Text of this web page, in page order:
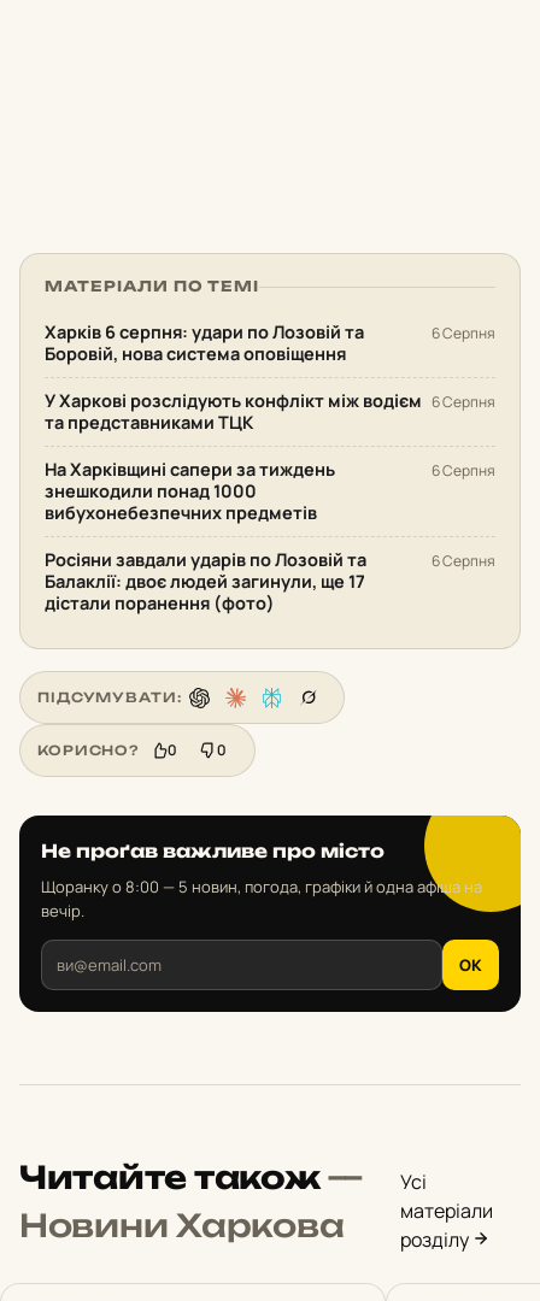
МАТЕРІАЛИ ПО ТЕМІ
Харків 6 серпня: удари по Лозовій та
Боровій, нова система оповіщення
6 Серпня
У Харкові розслідують конфлікт між водієм
та представниками ТЦК
6 Серпня
На Харківщині сапери за тиждень
знешкодили понад 1000
вибухонебезпечних предметів
6 Серпня
Росіяни завдали ударів по Лозовій та
Балаклії: двоє людей загинули, ще 17
дістали поранення (фото)
6 Серпня
ПІДСУМУВАТИ:
КОРИСНО? 0 0
Не проґав важливе про місто
Щоранку о 8:00 — 5 новин, погода, графіки й одна афіша на
вечір.
OK
Читайте також—
Новини Харкова
Усі
матеріали
розділу